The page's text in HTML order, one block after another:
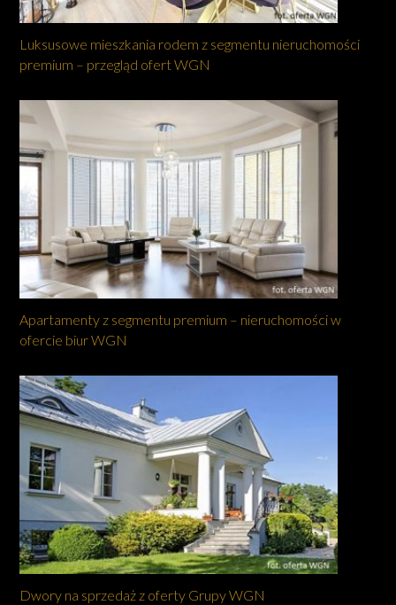
Luksusowe mieszkania rodem z segmentu nieruchomości
premium – przegląd ofert WGN
Apartamenty z segmentu premium – nieruchomości w
ofercie biur WGN
Dwory na sprzedaż z oferty Grupy WGN